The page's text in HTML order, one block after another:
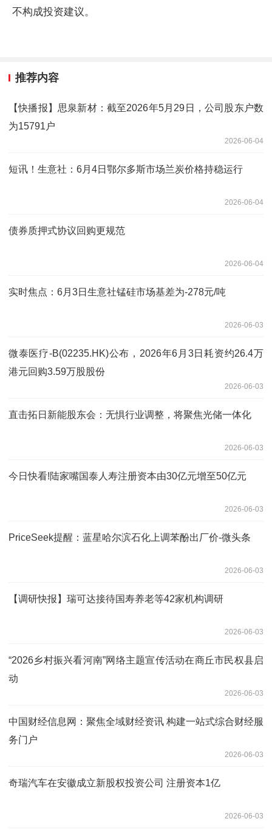
不构成投资建议。
推荐内容
【快播报】思泉新材：截至2026年5月29日，公司股东户数
为15791户
2026-06-04
短讯！生意社：6月4日鄂尔多斯市场兰炭价格持稳运行
2026-06-04
债券质押式协议回购更规范
2026-06-04
实时焦点：6月3日生意社锰硅市场基差为-278元/吨
2026-06-03
微泰医疗-B(02235.HK)公布，2026年6月3日耗资约26.4万
港元回购3.59万股股份
2026-06-03
直击拓日新能股东会：无惧行业调整，将聚焦光储一体化
2026-06-03
今日快看!陆家嘴国泰人寿注册资本由30亿元增至50亿元
2026-06-03
PriceSeek提醒：蓝星哈尔滨石化上调苯酚出厂价-微头条
2026-06-03
【调研快报】瑞可达接待国寿养老等42家机构调研
2026-06-03
“2026乡村振兴看河南”网络主题宣传活动在商丘市民权县启
动
2026-06-03
中国财经信息网：聚焦全域财经资讯 构建一站式综合财经服
务门户
2026-06-03
奇瑞汽车在安徽成立新股权投资公司 注册资本1亿
2026-06-03